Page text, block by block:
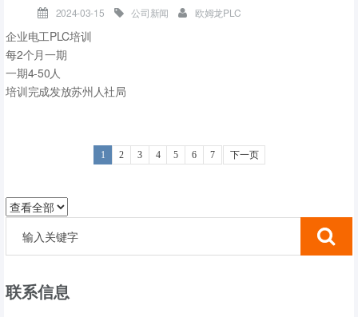
2024-03-15 公司新闻 欧姆龙PLC
企业电工PLC培训
每2个月一期
一期4-50人
培训完成发放苏州人社局
白天没空，晚上加班授课
1 2 3 4 5 6 7 下一页
联系信息